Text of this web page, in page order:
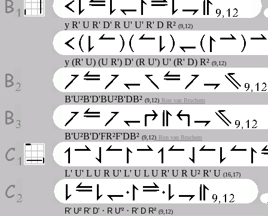
y R' U R' D' R U' U' R' D R² (9,12)
y (R' U) (U R') D' (R U') U' (R' D) R² (9,12)
B'U²B'D'BU²B'DB² (9,12) Ron van Bruchem
B'U²B'D'FR²F'DB² (9,12) Ron van Bruchem
L' U' L U R U' L' U L U R' U R U² R' U (16,17)
R' U² R' D' · R U'² · R' D R² (9,12)